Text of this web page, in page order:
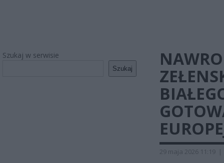
Szukaj w serwisie
Szukaj
29 maja 2026 11:19 |